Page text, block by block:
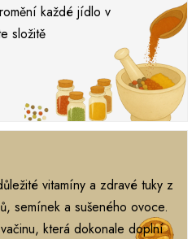
každé jídlo v
složitě
vitamíny a zdravé tuky z
semínek a sušeného ovoce.
která dokonale doplní